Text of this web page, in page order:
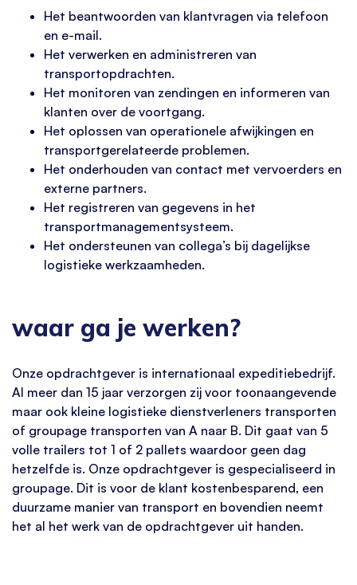
Het beantwoorden van klantvragen via telefoon
en e-mail.
Het verwerken en administreren van
transportopdrachten.
Het monitoren van zendingen en informeren van
klanten over de voortgang.
Het oplossen van operationele afwijkingen en
transportgerelateerde problemen.
Het onderhouden van contact met vervoerders en
externe partners.
Het registreren van gegevens in het
transportmanagementsysteem.
Het ondersteunen van collega’s bij dagelijkse
logistieke werkzaamheden.
waar ga je werken?
Onze opdrachtgever is internationaal expeditiebedrijf.
Al meer dan 15 jaar verzorgen zij voor toonaangevende
maar ook kleine logistieke dienstverleners transporten
of groupage transporten van A naar B. Dit gaat van 5
volle trailers tot 1 of 2 pallets waardoor geen dag
hetzelfde is. Onze opdrachtgever is gespecialiseerd in
groupage. Dit is voor de klant kostenbesparend, een
duurzame manier van transport en bovendien neemt
het al het werk van de opdrachtgever uit handen.